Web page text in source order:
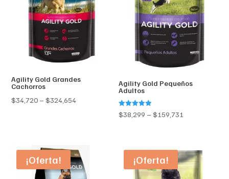
Agility Gold Grandes
Cachorros
$34,720 – $324,654Price
$324,654
Agility Gold Pequeños
Adultos
Valorado en
5.00
$38,299 – $159,731
through
$159,731
¡Oferta! ¡Oferta!